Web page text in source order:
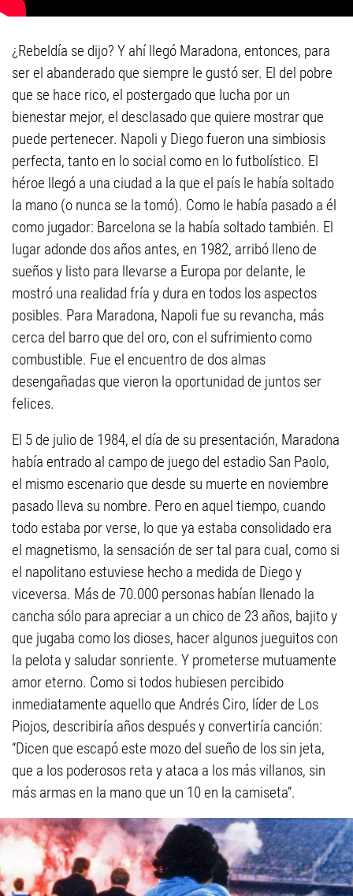
¿Rebeldía se dijo? Y ahí llegó Maradona, entonces, para
ser el abanderado que siempre le gustó ser. El del pobre
que se hace rico, el postergado que lucha por un
bienestar mejor, el desclasado que quiere mostrar que
puede pertenecer. Napoli y Diego fueron una simbiosis
perfecta, tanto en lo social como en lo futbolístico. El
héroe llegó a una ciudad a la que el país le había soltado
la mano (o nunca se la tomó). Como le había pasado a él
como jugador: Barcelona se la había soltado también. El
lugar adonde dos años antes, en 1982, arribó lleno de
sueños y listo para llevarse a Europa por delante, le
mostró una realidad fría y dura en todos los aspectos
posibles. Para Maradona, Napoli fue su revancha, más
cerca del barro que del oro, con el sufrimiento como
combustible. Fue el encuentro de dos almas
desengañadas que vieron la oportunidad de juntos ser
felices.
El 5 de julio de 1984, el día de su presentación, Maradona
había entrado al campo de juego del estadio San Paolo,
el mismo escenario que desde su muerte en noviembre
pasado lleva su nombre. Pero en aquel tiempo, cuando
todo estaba por verse, lo que ya estaba consolidado era
el magnetismo, la sensación de ser tal para cual, como si
el napolitano estuviese hecho a medida de Diego y
viceversa. Más de 70.000 personas habían llenado la
cancha sólo para apreciar a un chico de 23 años, bajito y
que jugaba como los dioses, hacer algunos jueguitos con
la pelota y saludar sonriente. Y prometerse mutuamente
amor eterno. Como si todos hubiesen percibido
inmediatamente aquello que Andrés Ciro, líder de Los
Piojos, describiría años después y convertiría canción:
“Dicen que escapó este mozo del sueño de los sin jeta,
que a los poderosos reta y ataca a los más villanos, sin
más armas en la mano que un 10 en la camiseta”.